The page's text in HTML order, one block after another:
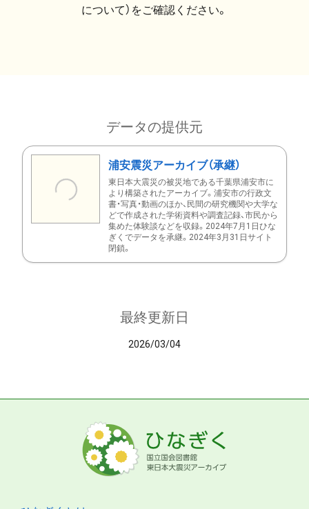
について）をご確認ください。
データの提供元
浦安震災アーカイブ（承継）
東日本大震災の被災地である千葉県浦安市に
より構築されたアーカイブ。浦安市の行政文
書・写真・動画のほか、民間の研究機関や大学な
どで作成された学術資料や調査記録、市民から
集めた体験談などを収録。2024年7月1日ひな
ぎくでデータを承継。2024年3月31日サイト
閉鎖。
最終更新日
2026/03/04